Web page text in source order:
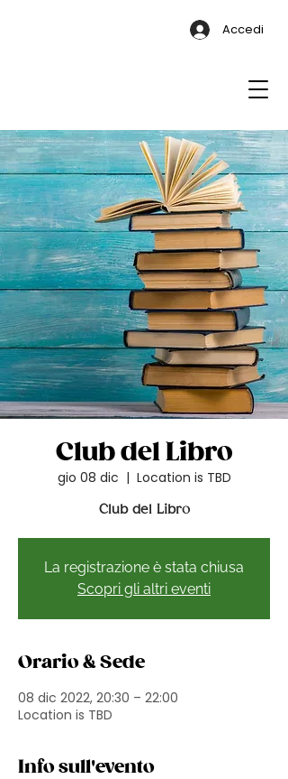
Accedi
Club del Libro
gio 08 dic
  |
Location is TBD
Club del Libro
La registrazione è stata chiusa
Scopri gli altri eventi
Orario & Sede
08 dic 2022, 20:30 – 22:00
Location is TBD
Info sull'evento